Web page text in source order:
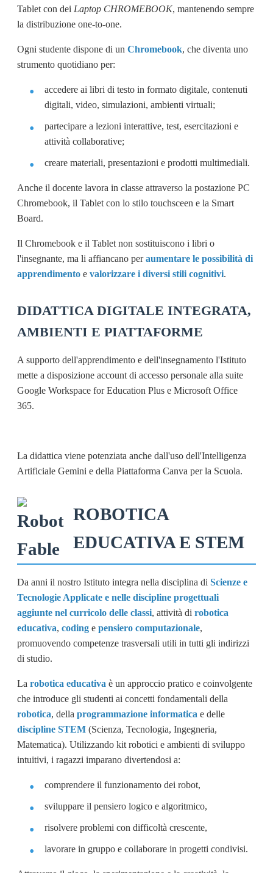
Tablet con dei Laptop CHROMEBOOK, mantenendo sempre
la distribuzione one-to-one.
Ogni studente dispone di un Chromebook, che diventa uno
strumento quotidiano per:
accedere ai libri di testo in formato digitale, contenuti
digitali, video, simulazioni, ambienti virtuali;
partecipare a lezioni interattive, test, esercitazioni e
attività collaborative;
creare materiali, presentazioni e prodotti multimediali.
Anche il docente lavora in classe attraverso la postazione PC
Chromebook, il Tablet con lo stilo touchsceen e la Smart
Board.
Il Chromebook e il Tablet non sostituiscono i libri o
l'insegnante, ma li affiancano peraumentare le possibilità di
apprendimento e valorizzare i diversi stili cognitivi.
DIDATTICA DIGITALE INTEGRATA,
AMBIENTI E PIATTAFORME
A supporto dell'apprendimento e dell'insegnamento l'Istituto
mette a disposizione account di accesso personale alla suite
Google Workspace for Education Plus e Microsoft Office
365.
La didattica viene potenziata anche dall'uso dell'Intelligenza
Artificiale Gemini e della Piattaforma Canva per la Scuola.
ROBOTICA
EDUCATIVA E STEM
Da anni il nostro Istituto integra nella disciplina di Scienze e
Tecnologie Applicate e nelle discipline progettuali
aggiunte nel curricolo delle classi, attività di robotica
educativa, coding e pensiero computazionale,
promuovendo competenze trasversali utili in tutti gli indirizzi
di studio.
La robotica educativa è un approccio pratico e coinvolgente
che introduce gli studenti ai concetti fondamentali della
robotica, della programmazione informatica e delle
discipline STEM (Scienza, Tecnologia, Ingegneria,
Matematica). Utilizzando kit robotici e ambienti di sviluppo
intuitivi, i ragazzi imparano divertendosi a:
comprendere il funzionamento dei robot,
sviluppare il pensiero logico e algoritmico,
risolvere problemi con difficoltà crescente,
lavorare in gruppo e collaborare in progetti condivisi.